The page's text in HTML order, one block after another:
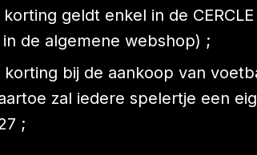
geldt enkel in de
de algemene webshop) ;
bij de aankoop van
zal iedere spelertje een
;